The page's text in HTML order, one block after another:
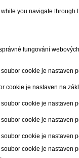
you navigate
fungování
soubor cookie je nastaven
cookie je nastaven na
soubor cookie je nastaven
soubor cookie je nastaven
soubor cookie je nastaven
soubor cookie je nastaven